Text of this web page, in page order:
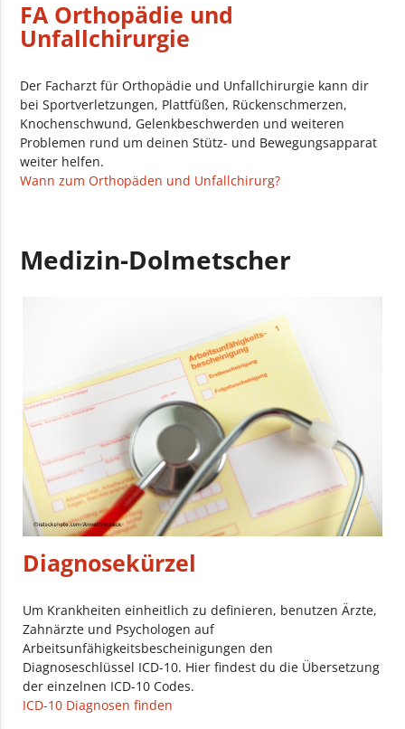
FA Orthopädie und
Unfallchirurgie
Der Facharzt für Orthopädie und Unfallchirurgie kann dir
bei Sportverletzungen, Plattfüßen, Rückenschmerzen,
Knochenschwund, Gelenkbeschwerden und weiteren
Problemen rund um deinen Stütz- und Bewegungsapparat
weiter helfen.
Wann zum Orthopäden und Unfallchirurg?
Medizin-Dolmetscher
Diagnosekürzel
Um Krankheiten einheitlich zu definieren, benutzen Ärzte,
Zahnärzte und Psychologen auf
Arbeitsunfähigkeitsbescheinigungen den
Diagnoseschlüssel ICD-10. Hier findest du die Übersetzung
der einzelnen ICD-10 Codes.
ICD-10 Diagnosen finden